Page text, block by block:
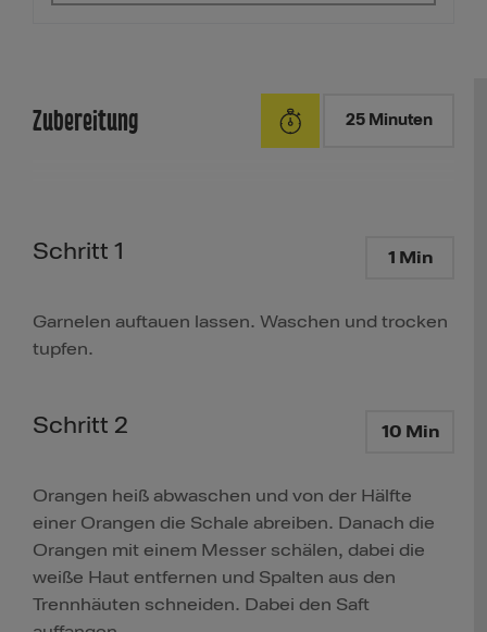
Zubereitung 25 Minuten
Schritt 1 1 Min
Garnelen auftauen lassen. Waschen und trocken
tupfen.
Schritt 2 10 Min
Orangen heiß abwaschen und von der Hälfte
einer Orangen die Schale abreiben. Danach die
Orangen mit einem Messer schälen, dabei die
weiße Haut entfernen und Spalten aus den
Trennhäuten schneiden. Dabei den Saft